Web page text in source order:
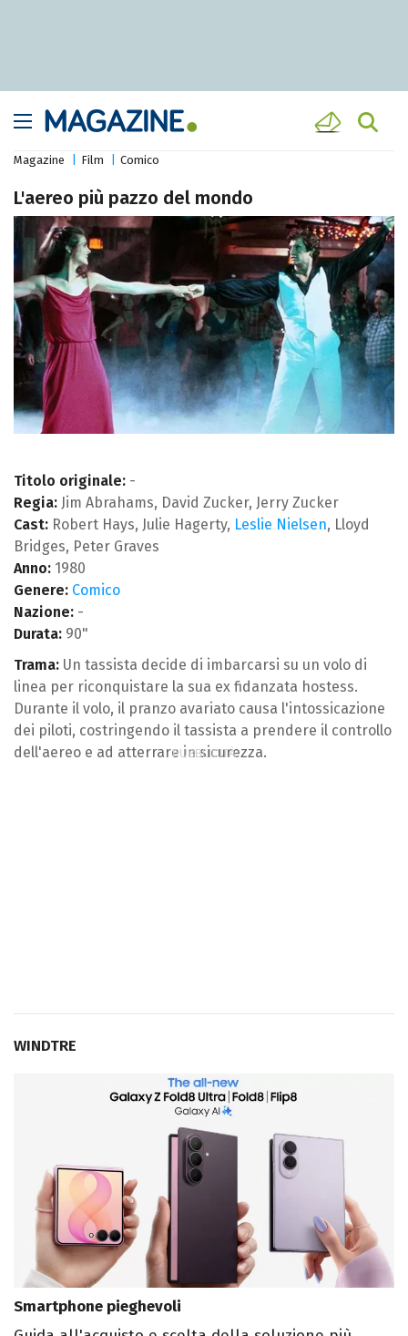
Magazine Film Comico
L'aereo più pazzo del mondo
Titolo originale: -
Regia: Jim Abrahams, David Zucker, Jerry Zucker
Cast: Robert Hays, Julie Hagerty, Leslie Nielsen, Lloyd
Bridges, Peter Graves
Anno: 1980
Genere: Comico
Nazione: -
Durata: 90"
Trama: Un tassista decide di imbarcarsi su un volo di
linea per riconquistare la sua ex fidanzata hostess.
Durante il volo, il pranzo avariato causa l'intossicazione
dei piloti, costringendo il tassista a prendere il controllo
dell'aereo e ad atterrare in sicurezza.
WINDTRE
Smartphone pieghevoli